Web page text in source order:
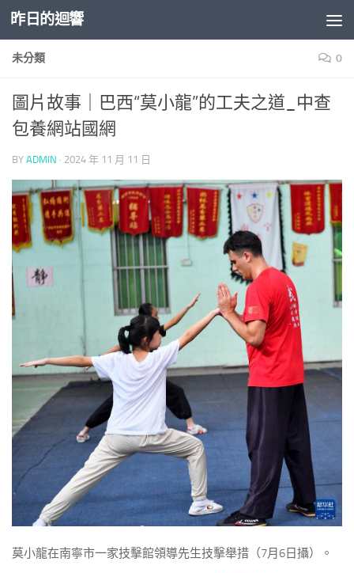
Skip to content
昨日的迴響
未分類 0
圖片故事｜巴西“莫小龍”的工夫之道_中查
包養網站國網
BY ADMIN · 2024 年 11 月 11 日
莫小龍在南寧市一家技擊館領導先生技擊舉措（7月6日攝）。